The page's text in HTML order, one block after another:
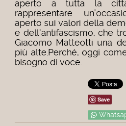
aperto a tutta la
rappresentare
aperto sui valori della
e dell'antifascismo, che
Giacomo Matteotti una
più alte.Perché, oggi
bisogno di voce.
Save